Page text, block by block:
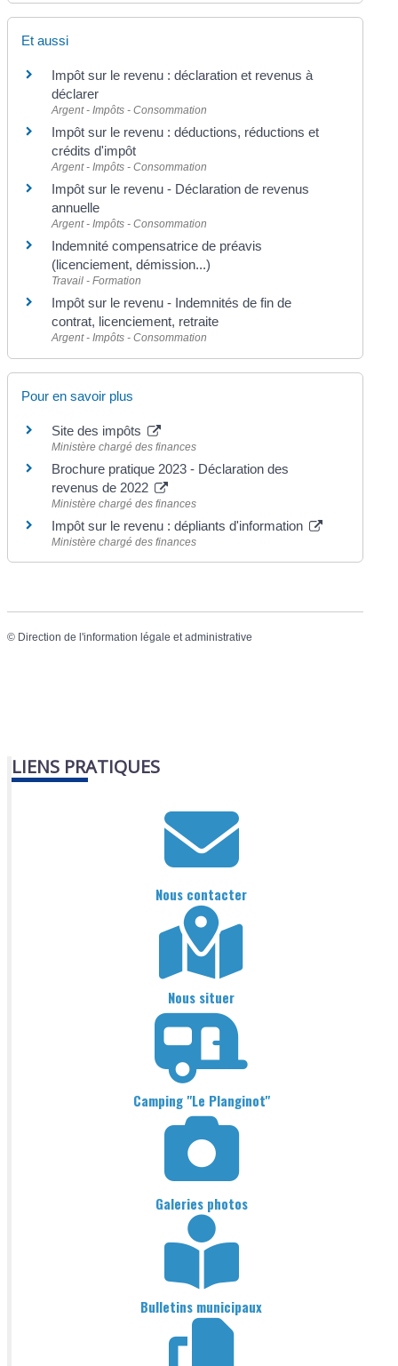
Et aussi
Impôt sur le revenu : déclaration et revenus à
déclarer
Argent - Impôts - Consommation
Impôt sur le revenu : déductions, réductions et
crédits d'impôt
Argent - Impôts - Consommation
Impôt sur le revenu - Déclaration de revenus
annuelle
Argent - Impôts - Consommation
Indemnité compensatrice de préavis
(licenciement, démission...)
Travail - Formation
Impôt sur le revenu - Indemnités de fin de
contrat, licenciement, retraite
Argent - Impôts - Consommation
Pour en savoir plus
Site des impôts
Ministère chargé des finances
Brochure pratique 2023 - Déclaration des
revenus de 2022
Ministère chargé des finances
Impôt sur le revenu : dépliants d'information
Ministère chargé des finances
© Direction de l'information légale et administrative
LIENS PRATIQUES
Nous contacter
Nous situer
Camping "Le Planginot"
Galeries photos
Bulletins municipaux